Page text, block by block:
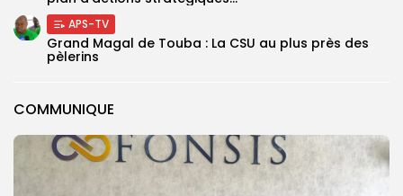
COMMUNIQUE
APS-TV
Grand Magal de Touba : La CSU au plus près des
pèlerins